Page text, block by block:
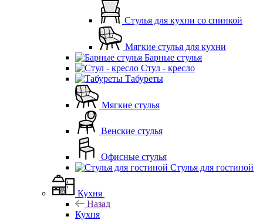
Стулья для кухни со спинкой
Мягкие стулья для кухни
Барные стулья
Стул - кресло
Табуреты
Мягкие стулья
Венские стулья
Офисные стулья
Стулья для гостиной
Кухня
Назад
Кухня